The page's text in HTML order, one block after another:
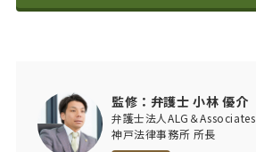
監修：弁護士 小林 優介
弁護士法人ALG＆Associates
神戸法律事務所 所長